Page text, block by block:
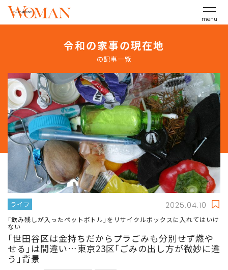
menu
令和の家事の現在地
の記事一覧
ライフ 2025.04.10
｢飲み残しが入ったペットボトル｣をリサイクルボックスに入れてはいけ
ない
｢世田谷区は金持ちだからプラごみも分別せず燃や
せる｣は間違い…東京23区｢ごみの出し方が微妙に違
う｣背景